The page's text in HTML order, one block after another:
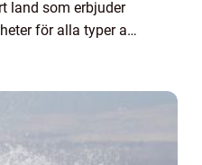
land som erbjuder
för alla typer av